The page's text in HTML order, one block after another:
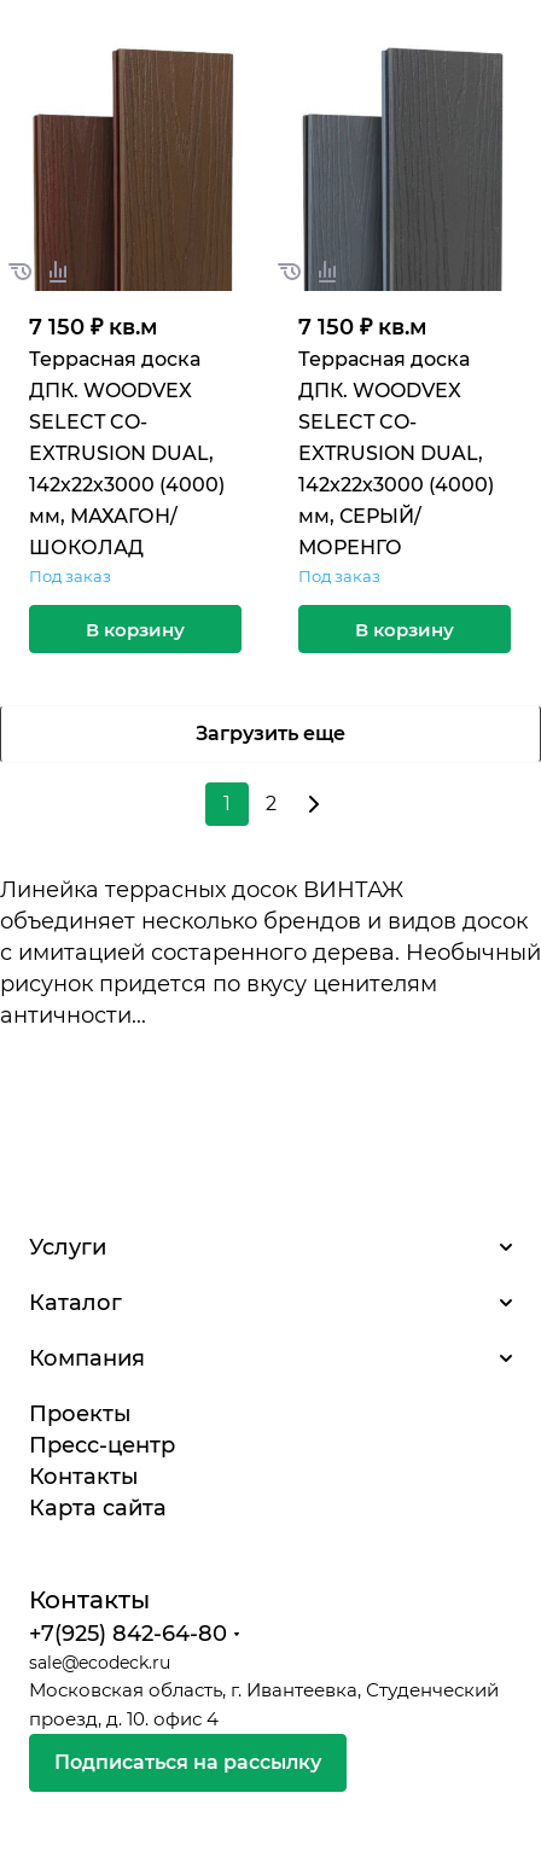
7 150 ₽ кв.м
Террасная доска
ДПК. WOODVEX
SELECT CO-
EXTRUSION DUAL,
142х22х3000 (4000)
мм, МАХАГОН/
ШОКОЛАД
Под заказ
В корзину
7 150 ₽ кв.м
Террасная доска
ДПК. WOODVEX
SELECT CO-
EXTRUSION DUAL,
142х22х3000 (4000)
мм, СЕРЫЙ/
МОРЕНГО
Под заказ
В корзину
Загрузить еще
1 2
Линейка террасных досок ВИНТАЖ
объединяет несколько брендов и видов досок
с имитацией состаренного дерева. Необычный
рисунок придется по вкусу ценителям
античности...
Услуги
Каталог
Компания
Проекты
Пресс-центр
Контакты
Карта сайта
Контакты
+7(925) 842-64-80
sale@ecodeck.ru
Московская область, г. Ивантеевка, Студенческий
проезд, д. 10. офис 4
Подписаться на рассылку